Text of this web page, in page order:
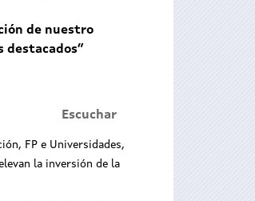
de nuestro
destacados”
Escuchar
FP e Universidades,
la inversión de la